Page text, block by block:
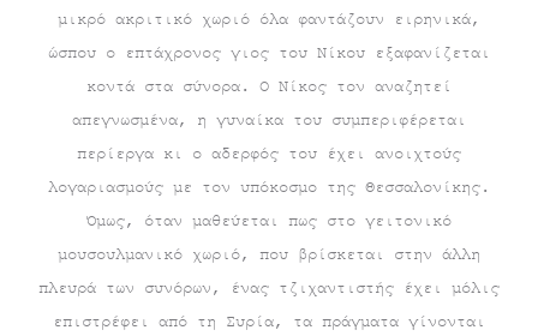
μικρό ακριτικό χωριό όλα φαντάζουν ειρηνικά,
ώσπου ο επτάχρονος γιος του Νίκου εξαφανίζεται
κοντά στα σύνορα. Ο Νίκος τον αναζητεί
απεγνωσμένα, η γυναίκα του συμπεριφέρεται
περίεργα κι ο αδερφός του έχει ανοιχτούς
λογαριασμούς με τον υπόκοσμο της Θεσσαλονίκης.
Όμως, όταν μαθεύεται πως στο γειτονικό
μουσουλμανικό χωριό, που βρίσκεται στην άλλη
πλευρά των συνόρων, ένας τζιχαντιστής έχει μόλις
επιστρέφει από τη Συρία, τα πράγματα γίνονται
was:
€17.70.
τιμή
είναι:
€15.93.